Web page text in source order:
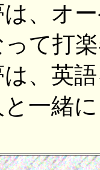
、オ
て打
、英
一緒